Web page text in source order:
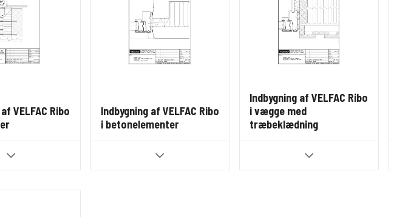
VELFAC Ribo
Indbygning af VELFAC Ribo
i betonelementer
Indbygning af VELFAC Ribo
i vægge med
træbeklædning